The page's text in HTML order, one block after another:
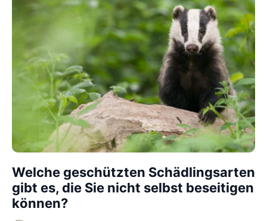
Welche geschützten Schädlingsarten
gibt es, die Sie nicht selbst beseitigen
können?